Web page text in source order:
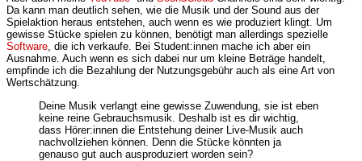
Da kann man deutlich sehen, wie die Musik und der Sound aus der
Spielaktion heraus entstehen, auch wenn es wie produziert klingt. Um
gewisse Stücke spielen zu können, benötigt man allerdings spezielle
Software, die ich verkaufe. Bei Student:innen mache ich aber ein
Ausnahme. Auch wenn es sich dabei nur um kleine Beträge handelt,
empfinde ich die Bezahlung der Nutzungsgebühr auch als eine Art von
Wertschätzung.
Deine Musik verlangt eine gewisse Zuwendung, sie ist eben
keine reine Gebrauchsmusik. Deshalb ist es dir wichtig,
dass Hörer:innen die Entstehung deiner Live-Musik auch
nachvollziehen können. Denn die Stücke könnten ja
genauso gut auch ausproduziert worden sein?